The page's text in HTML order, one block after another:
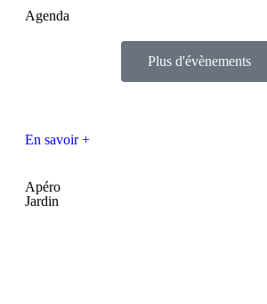
Agenda
Plus d'évènements
En savoir +
Apéro
Jardin